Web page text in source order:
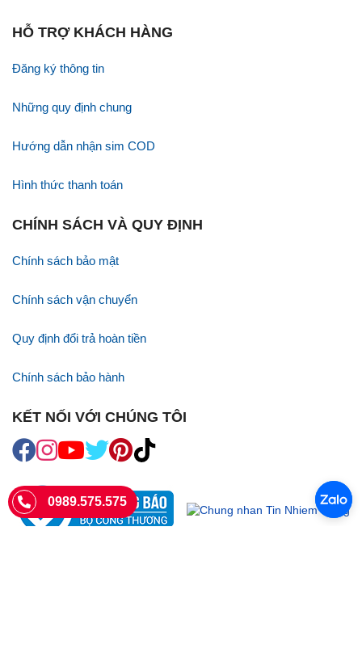
Các mạng Viettel, Vina, Mobi, Vietnamobile
HỖ TRỢ KHÁCH HÀNG
Đăng ký thông tin
Những quy định chung
Hướng dẫn nhận sim COD
Hình thức thanh toán
CHÍNH SÁCH VÀ QUY ĐỊNH
Chính sách bảo mật
Chính sách vận chuyển
Quy định đổi trả hoàn tiền
Chính sách bảo hành
KẾT NỐI VỚI CHÚNG TÔI
0989.575.575